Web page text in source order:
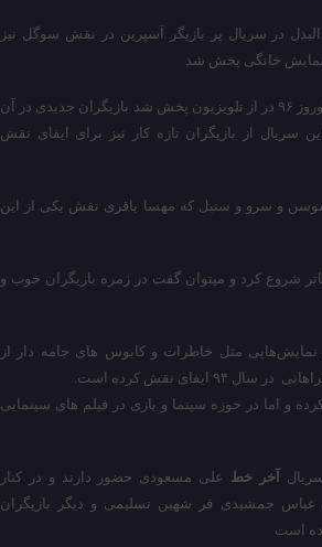
در سریال پر بازیگر آسپرین در نقش سوگل نیز
نمایش خانگی پخش شد
سریال علی البدل که در ایام نوروز ۹۶ در از تلویزیون پخش شد بازیگران جدیدی در آن
سریال از بازیگران تازه کار نیز برای ایفای نقش
و سرو و سنبل که مهسا باقری نقش یکی از این
شروع کرد و میتوان گفت در زمره بازیگران خوب و
نمایش‌هایی مثل خاطرات و کابوس های جامه دار از
ایفای نقش کرده است.
و اما در حوزه سینما و بازی در فیلم ‌های سینمایی
آخر خط علی مسعودی حضور دارند و در کنار
عباس جمشیدی فر شهین تسلیمی و دیگر بازیگران
است